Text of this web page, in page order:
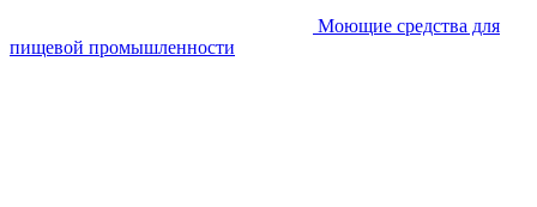
Моющие средства для
пищевой промышленности